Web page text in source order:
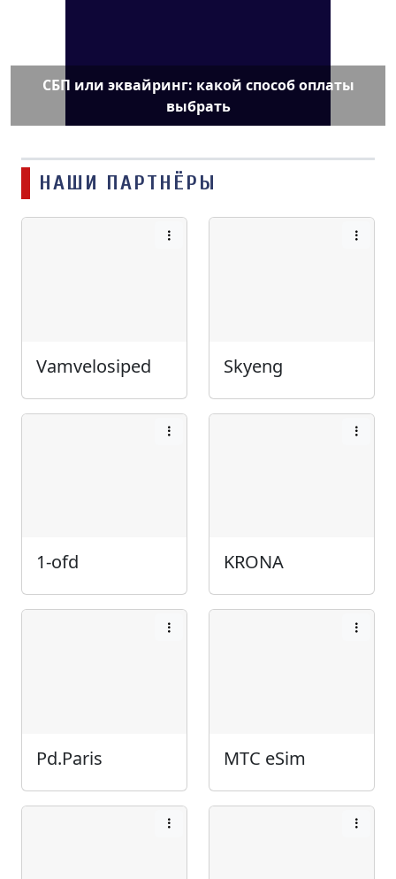
СБП или эквайринг: какой способ оплаты
выбрать
НАШИ ПАРТНЁРЫ
Vamvelosiped Skyeng
1-ofd KRONA
Pd.Paris МТС eSim